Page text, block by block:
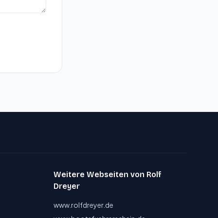
Weitere Webseiten von Rolf
Dreyer
www.rolfdreyer.de